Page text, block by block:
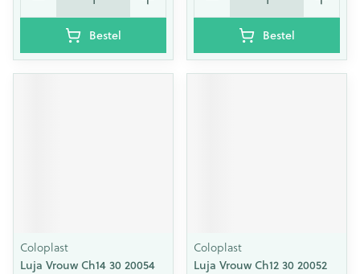
Bestel Bestel
Coloplast
Luja Vrouw Ch14 30 20054
Coloplast
Luja Vrouw Ch12 30 20052